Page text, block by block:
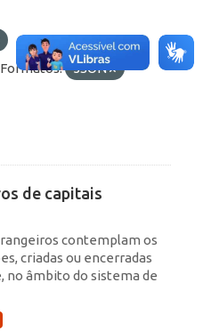
Formatos:
JSON
de capitais
contemplam os
criadas ou encerradas
no âmbito do sistema de